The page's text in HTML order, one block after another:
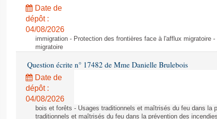
Date de
dépôt :
04/08/2026
immigration - Protection des frontières face à l'afflux migratoire
migratoire
Question écrite n° 17482 de Mme Danielle Brulebois
Date de
dépôt :
04/08/2026
bois et forêts - Usages traditionnels et maîtrisés du feu dans la
traditionnels et maîtrisés du feu dans la prévention des